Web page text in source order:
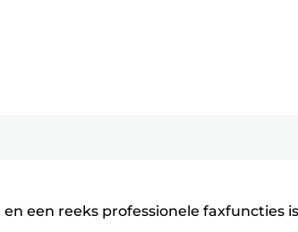
een reeks professionele faxfuncties